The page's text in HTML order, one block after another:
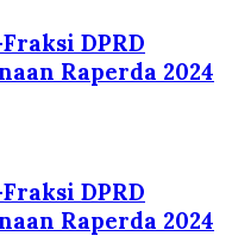
DPRD
Raperda 2024
DPRD
Raperda 2024